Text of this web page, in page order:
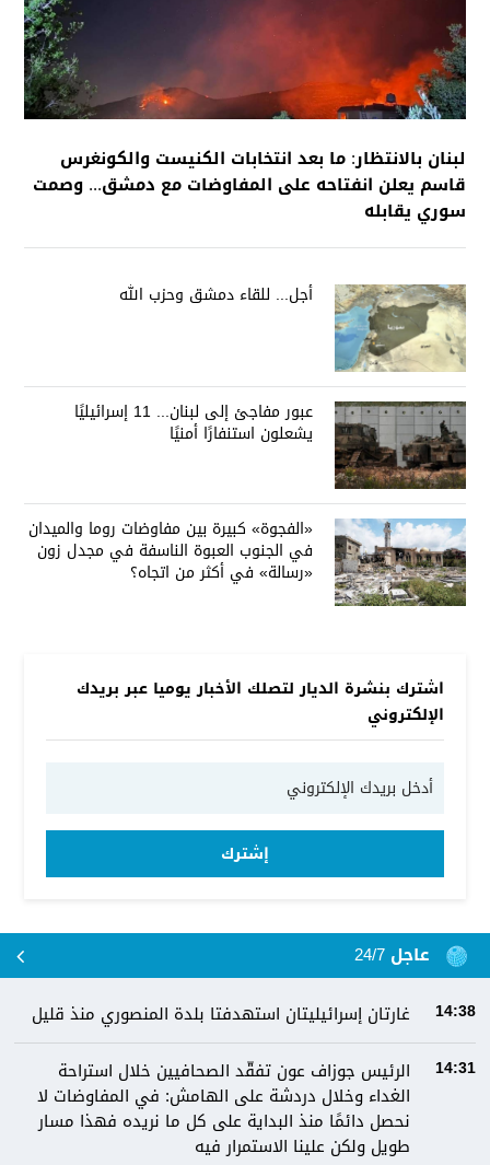
لبنان بالانتظار: ما بعد انتخابات الكنيست والكونغرس
قاسم يعلن انفتاحه على المفاوضات مع دمشق... وصمت
سوري يقابله
أجل... للقاء دمشق وحزب الله
عبور مفاجئ إلى لبنان... 11 إسرائيليًا
يشعلون استنفارًا أمنيًا
«الفجوة» كبيرة بين مفاوضات روما والميدان
في الجنوب العبوة الناسفة في مجدل زون
«رسالة» في أكثر من اتجاه؟
اشترك بنشرة الديار لتصلك الأخبار يوميا عبر بريدك
الإلكتروني
إشترك
عاجل 24/7
14:38 غارتان إسرائيليتان استهدفتا بلدة المنصوري منذ قليل
14:31
الرئيس جوزاف عون تفقّد الصحافيين خلال استراحة
الغداء وخلال دردشة على الهامش: في المفاوضات لا
نحصل دائمًا منذ البداية على كل ما نريده فهذا مسار
طويل ولكن علينا الاستمرار فيه